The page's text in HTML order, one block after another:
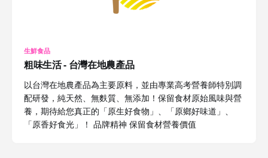
生鮮食品
粗味生活 - 台灣在地農產品
以台灣在地農產品為主要原料，並由專業高考營養師特別調
配研發，純天然、無麩質、無添加！保留食材原始風味與營
養，期待給您真正的「原生好食物」、「原鄉好味道」、
「原香好食光」！ 品牌精神 保留食材營養價值